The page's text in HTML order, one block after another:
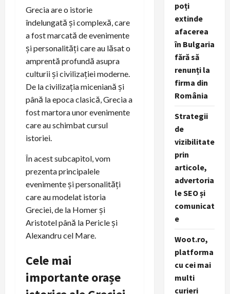
Grecia are o istorie
îndelungată și complexă, care
a fost marcată de evenimente
și personalități care au lăsat o
amprentă profundă asupra
culturii și civilizației moderne.
De la civilizația miceniană și
până la epoca clasică, Grecia a
fost martora unor evenimente
care au schimbat cursul
istoriei.
În acest subcapitol, vom
prezenta principalele
evenimente și personalități
care au modelat istoria
Greciei, de la Homer și
Aristotel până la Pericle și
Alexandru cel Mare.
Cele mai
importante orașe
poți
extinde
afacerea
în Bulgaria
fără să
renunți la
firma din
România
Strategii
de
vizibilitate
prin
articole,
advertoria
le SEO și
comunicat
e
Woot.ro,
platforma
cu cei mai
multi
curieri